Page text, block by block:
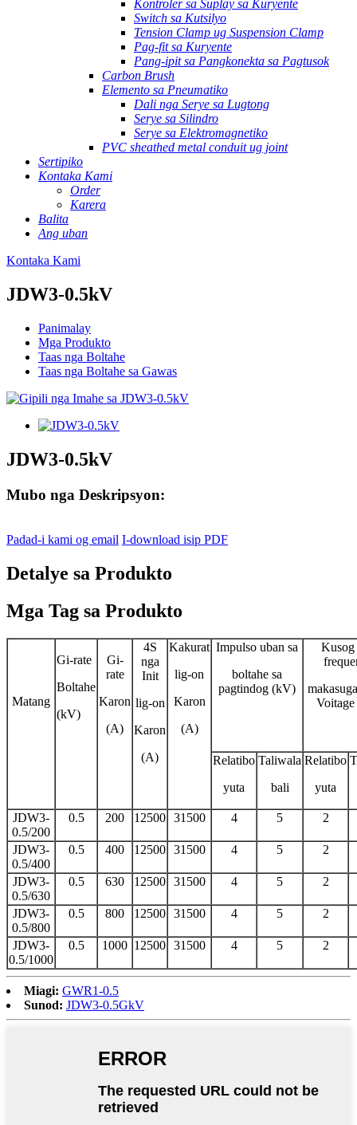
Kontroler sa Suplay sa Kuryente
Switch sa Kutsilyo
Tension Clamp ug Suspension Clamp
Pag-fit sa Kuryente
Pang-ipit sa Pangkonekta sa Pagtusok
Carbon Brush
Elemento sa Pneumatiko
Dali nga Serye sa Lugtong
Serye sa Silindro
Serye sa Elektromagnetiko
PVC sheathed metal conduit ug joint
Sertipiko
Kontaka Kami
Order
Karera
Balita
Ang uban
Kontaka Kami
JDW3-0.5kV
Panimalay
Mga Produkto
Taas nga Boltahe
Taas nga Boltahe sa Gawas
JDW3-0.5kV
Mubo nga Deskripsyon:
Padad-i kami og email I-download isip PDF
Detalye sa Produkto
Mga Tag sa Produkto
Matang
Gi-rate
Boltahe
(kV)
Gi-
rate
Karon
(A)
4S
nga
Init
lig-on
Karon
(A)
Kakurat
lig-on
Karon
(A)
Impulso uban sa
boltahe sa
pagtindog (kV)
Kusog
Relatibo
yuta
Taliwala
bali
Relatibo
yuta
JDW3-
0.5/200
0.5 200 12500 31500 4 5 2
JDW3-
0.5/400
0.5 400 12500 31500 4 5 2
JDW3-
0.5/630
0.5 630 12500 31500 4 5 2
JDW3-
0.5/800
0.5 800 12500 31500 4 5 2
JDW3-
0.5/1000
0.5 1000 12500 31500 4 5 2
Miagi: GWR1-0.5
Sunod: JDW3-0.5GkV